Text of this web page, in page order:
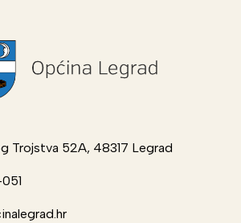
Trojstva 52A, 48317 Legrad